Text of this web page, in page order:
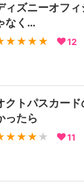
ィズニーオフ
なく…
12
クトパスカー
ったら
★ 11